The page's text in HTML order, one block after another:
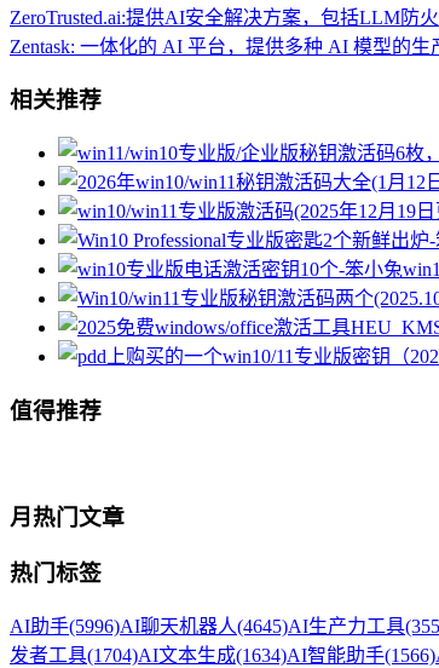
ZeroTrusted.ai:提供AI安全解决方案，包括LLM防
Zentask: 一体化的 AI 平台，提供多种 AI 模型的生
相关推荐
值得推荐
月热门文章
热门标签
AI助手(5996)AI聊天机器人(4645)AI生产力工具
发者工具(1704)AI文本生成(1634)AI智能助手(1566)